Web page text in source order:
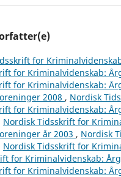
for
for Kriminalvidenskab:
for Kriminalvidenskab:
2008 , Nordisk
for Kriminalvidenskab:
Nordisk Tidsskrift for
år 2003 , Nordisk
Nordisk Tidsskrift for
for Kriminalvidenskab:
for Kriminalvidenskab: